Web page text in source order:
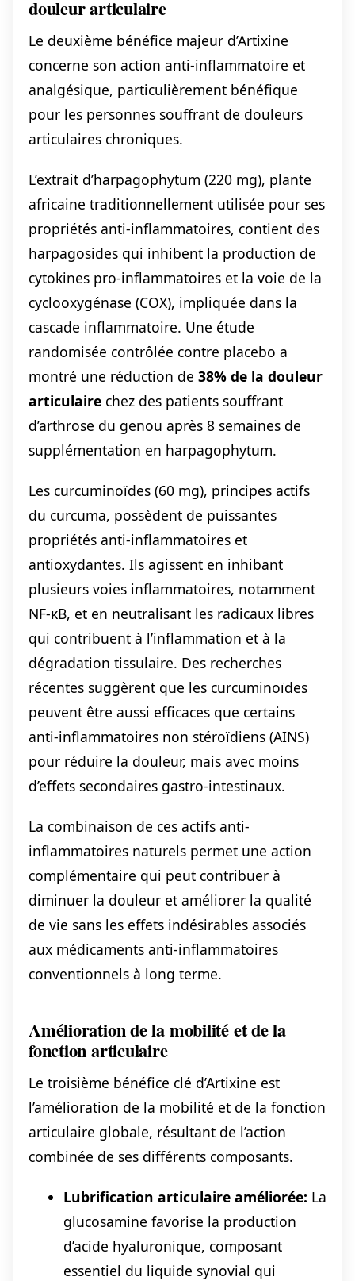
douleur articulaire
Le deuxième bénéfice majeur d’Artixine
concerne son action anti-inflammatoire et
analgésique, particulièrement bénéfique
pour les personnes souffrant de douleurs
articulaires chroniques.
L’extrait d’harpagophytum (220 mg), plante
africaine traditionnellement utilisée pour ses
propriétés anti-inflammatoires, contient des
harpagosides qui inhibent la production de
cytokines pro-inflammatoires et la voie de la
cyclooxygénase (COX), impliquée dans la
cascade inflammatoire. Une étude
randomisée contrôlée contre placebo a
montré une réduction de 38% de la douleur
articulaire chez des patients souffrant
d’arthrose du genou après 8 semaines de
supplémentation en harpagophytum.
Les curcuminoïdes (60 mg), principes actifs
du curcuma, possèdent de puissantes
propriétés anti-inflammatoires et
antioxydantes. Ils agissent en inhibant
plusieurs voies inflammatoires, notamment
NF-κB, et en neutralisant les radicaux libres
qui contribuent à l’inflammation et à la
dégradation tissulaire. Des recherches
récentes suggèrent que les curcuminoïdes
peuvent être aussi efficaces que certains
anti-inflammatoires non stéroïdiens (AINS)
pour réduire la douleur, mais avec moins
d’effets secondaires gastro-intestinaux.
La combinaison de ces actifs anti-
inflammatoires naturels permet une action
complémentaire qui peut contribuer à
diminuer la douleur et améliorer la qualité
de vie sans les effets indésirables associés
aux médicaments anti-inflammatoires
conventionnels à long terme.
Amélioration de la mobilité et de la
fonction articulaire
Le troisième bénéfice clé d’Artixine est
l’amélioration de la mobilité et de la fonction
articulaire globale, résultant de l’action
combinée de ses différents composants.
Lubrification articulaire améliorée: La
glucosamine favorise la production
d’acide hyaluronique, composant
essentiel du liquide synovial qui